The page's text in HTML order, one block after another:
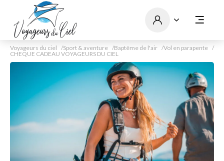
Voyageurs du ciel Sport & aventure Baptême de l'air
Vol en parapente
CHEQUE CADEAU VOYAGEURS DU CIEL